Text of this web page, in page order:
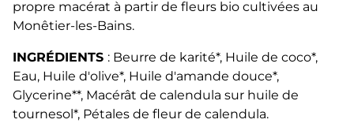
propre macérat à partir de fleurs bio cultivées au
Monêtier-les-Bains.
INGRÉDIENTS : Beurre de karité*, Huile de coco*,
Eau, Huile d'olive*, Huile d'amande douce*,
Glycerine**, Macérât de calendula sur huile de
tournesol*, Pétales de fleur de calendula.